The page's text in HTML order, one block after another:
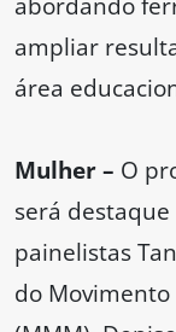
ampliar
área
Mulher – O
será
painelistas
do